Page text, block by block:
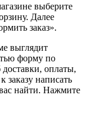
выберите
Далее
заказ».
выглядит
форму по
доставки, оплаты,
заказу написать
найти. Нажмите